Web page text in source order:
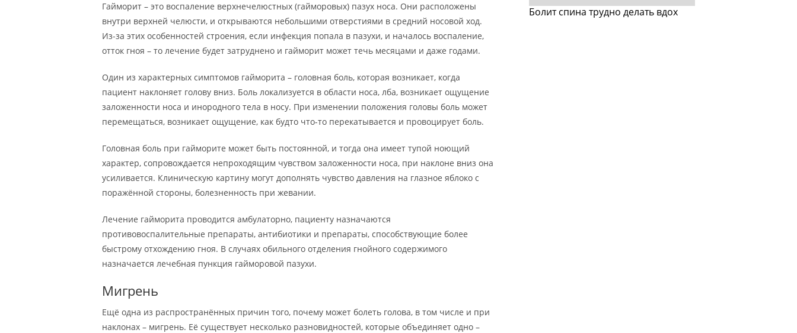
Гайморит – это воспаление верхнечелюстных (гайморовых) пазух носа. Они расположены
внутри верхней челюсти, и открываются небольшими отверстиями в средний носовой ход.
Из-за этих особенностей строения, если инфекция попала в пазухи, и началось воспаление,
отток гноя – то лечение будет затруднено и гайморит может течь месяцами и даже годами.
Один из характерных симптомов гайморита – головная боль, которая возникает, когда
пациент наклоняет голову вниз. Боль локализуется в области носа, лба, возникает ощущение
заложенности носа и инородного тела в носу. При изменении положения головы боль может
перемещаться, возникает ощущение, как будто что-то перекатывается и провоцирует боль.
Головная боль при гайморите может быть постоянной, и тогда она имеет тупой ноющий
характер, сопровождается непроходящим чувством заложенности носа, при наклоне вниз она
усиливается. Клиническую картину могут дополнять чувство давления на глазное яблоко с
поражённой стороны, болезненность при жевании.
Лечение гайморита проводится амбулаторно, пациенту назначаются
противовоспалительные препараты, антибиотики и препараты, способствующие более
быстрому отхождению гноя. В случаях обильного отделения гнойного содержимого
назначается лечебная пункция гайморовой пазухи.
Мигрень
Ещё одна из распространённых причин того, почему может болеть голова, в том числе и при
наклонах – мигрень. Её существует несколько разновидностей, которые объединяет одно –
Болит спина трудно делать вдох